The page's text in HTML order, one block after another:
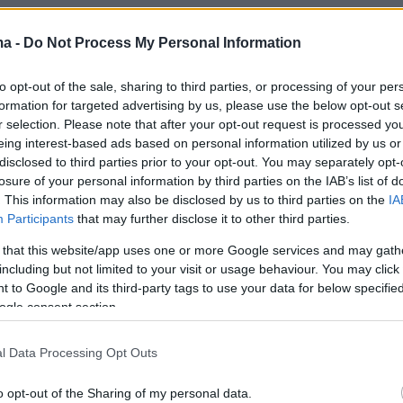
- Do Not Process My Personal Information
opt-out of the sale, sharing to third parties, or processing of your
for targeted advertising by us, please use the below opt-out
selection. Please note that after your opt-out request is processed
interest-based ads based on personal information utilized by us
to third parties prior to your opt-out. You may separately
of your personal information by third parties on the IAB’s list of
This information may also be disclosed by us to third parties on the
Participants that may further disclose it to other third parties.
that this website/app uses one or more Google services and may
but not limited to your visit or usage behaviour. You may
to Google and its third-party tags to use your data for below
consent section.
Data Processing Opt Outs
opt-out of the Sharing of my personal data.
Ο κρυφός δείκτης που
αν θα γεράσουμε καλά –
να τον βελτιώσουμε
καλά και για να ζήσουμε περισσότερο, θα
παραλείψουμε την άσκηση από το πρόγραμμά μας.
πώς οι μύες επηρεάζουν τη μακροζωία, τη γνωστική
την ανθεκτικότητα στις ασθένειες
αυγά σε ένα μήνα –
αποκαλύπτει τι συνέβη στο